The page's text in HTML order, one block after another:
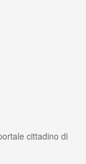
cittadino di